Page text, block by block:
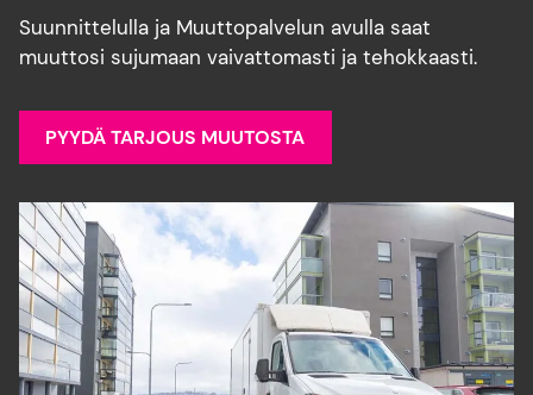
Suunnittelulla ja Muuttopalvelun avulla saat
muuttosi sujumaan vaivattomasti ja tehokkaasti.
PYYDÄ TARJOUS MUUTOSTA